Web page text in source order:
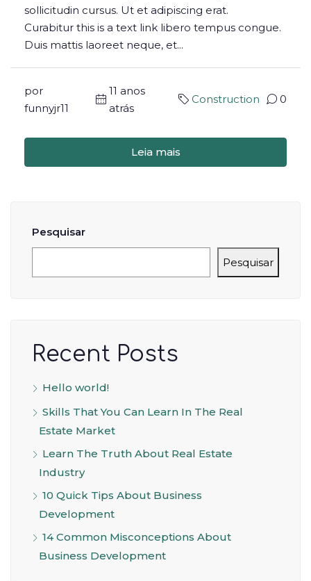
sollicitudin cursus. Ut et adipiscing erat.
Curabitur this is a text link libero tempus congue.
Duis mattis laoreet neque, et...
por
funnyjr11
11 anos
atrás
Construction 0
Leia mais
Pesquisar
Pesquisar
Recent Posts
Hello world!
Skills That You Can Learn In The Real
Estate Market
Learn The Truth About Real Estate
Industry
10 Quick Tips About Business
Development
14 Common Misconceptions About
Business Development